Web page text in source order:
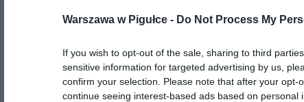
Warszawa w Pigułce - Do Not Process My
If you wish to opt-out of the sale, sharing to third
sensitive information for targeted advertising by us,
confirm your selection. Please note that after your opt-
continue seeing interest-based ads based on personal
Inwestycja miała być warta około 1,2 miliarda
odłożony na bliżej nieokreślony czas.